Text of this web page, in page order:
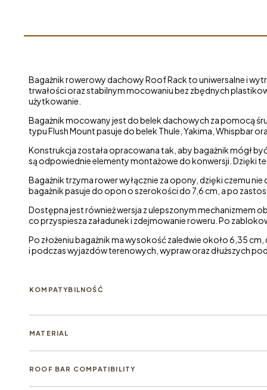
Bagażnik rowerowy dachowy Roof Rack to uniwersalne i
trwałości oraz stabilnym mocowaniu bez zbędnych
użytkowanie.
Bagażnik mocowany jest do belek dachowych za pomocą
typu Flush Mount pasuje do belek Thule, Yakima, Whispbar
Konstrukcja została opracowana tak, aby bagażnik mógł
są odpowiednie elementy montażowe do konwersji. Dzięki
Bagażnik trzyma rower wyłącznie za opony, dzięki czemu
bagażnik pasuje do opon o szerokości do 7,6 cm, a po
Dostępna jest również wersja z ulepszonym mechanizmem
co przyspiesza załadunek i zdejmowanie roweru. Po
Po złożeniu bagażnik ma wysokość zaledwie około 6,35
i podczas wyjazdów terenowych, wypraw oraz dłuższych
KOMPATYBILNOŚĆ
MATERIAL
ROOF BAR COMPATIBILITY